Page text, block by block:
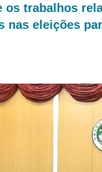
os trabalhos
eleições